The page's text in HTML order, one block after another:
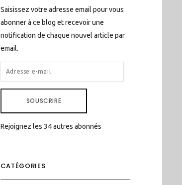
Saisissez votre adresse email pour vous
abonner à ce blog et recevoir une
notification de chaque nouvel article par
email.
ADRESSE
E-
SOUSCRIRE
Rejoignez les 34 autres abonnés
CATÉGORIES